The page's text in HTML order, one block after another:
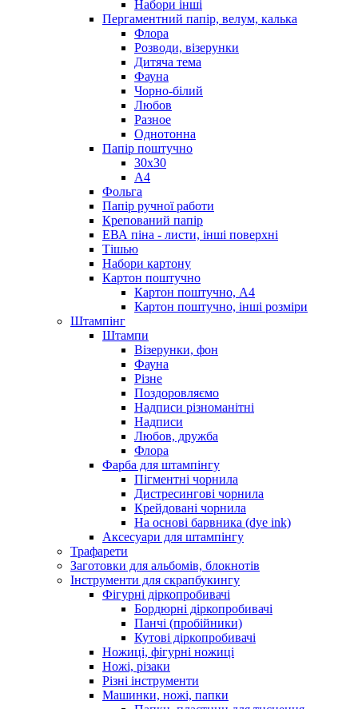
Набори інші
Пергаментний папір, велум, калька
Флора
Розводи, візерунки
Дитяча тема
Фауна
Чорно-білий
Любов
Разное
Однотонна
Папір поштучно
30х30
А4
Фольга
Папір ручної работи
Крепований папір
ЕВА піна - листи, інші поверхні
Тішью
Набори картону
Картон поштучно
Картон поштучно, А4
Картон поштучно, інші розміри
Штампінг
Штампи
Візерунки, фон
Фауна
Різне
Поздоровляємо
Надписи різноманітні
Надписи
Любов, дружба
Флора
Фарба для штампінгу
Пігментні чорнила
Дистресингові чорнила
Крейдовані чорнила
На основі барвника (dye ink)
Аксесуари для штампінгу
Трафарети
Заготовки для альбомів, блокнотів
Інструменти для скрапбукингу
Фігурні діркопробивачі
Бордюрні діркопробивачі
Панчі (пробійники)
Кутові діркопробивачі
Ножиці, фігурні ножиці
Ножі, різаки
Різні інструменти
Машинки, ножі, папки